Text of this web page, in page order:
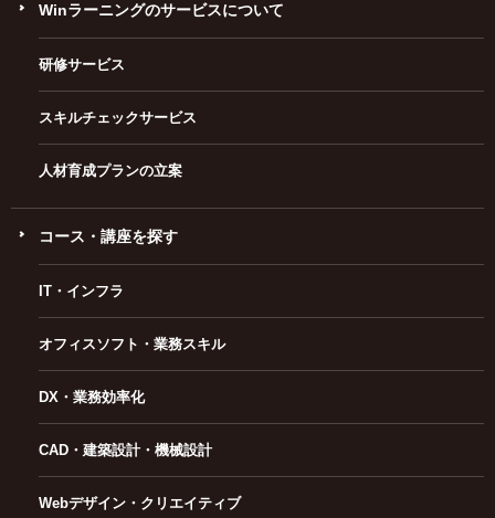
Winラーニングのサービスについて
研修サービス
スキルチェックサービス
人材育成プランの立案
コース・講座を探す
IT・インフラ
オフィスソフト・業務スキル
DX・業務効率化
CAD・建築設計・機械設計
Webデザイン・クリエイティブ